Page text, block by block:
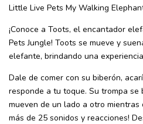
Little Live Pets My Walking
¡Conoce a Toots, el encantador
Pets Jungle! Toots se mueve y
elefante, brindando una
Dale de comer con su biberón,
responde a tu toque. Su trompa se
mueven de un lado a otro mientras
más de 25 sonidos y reacciones!